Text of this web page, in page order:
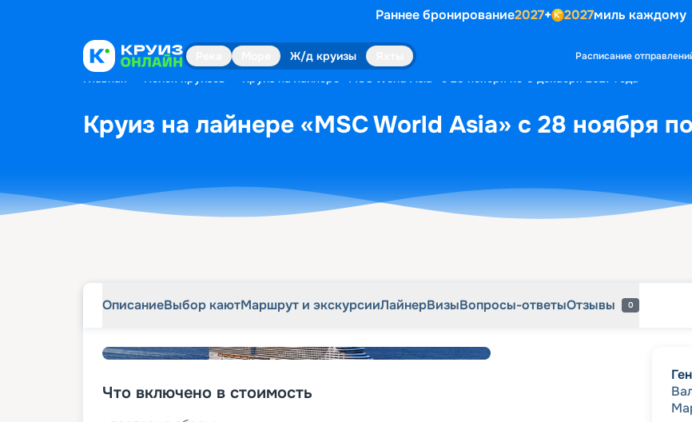
Раннее бронирование2027+ 2027миль каждому
Ж/д круизы Расписание
Главная Поиск круизов Круиз на лайнере «MSC World Asia» с 28 ноября по 5 декабря 2027 года
Круиз на лайнере «MSC World Asia» с 28 ноября
ОписаниеВыбор каютМаршрут и экскурсииЛайнерВизыВопросы-ответыОтзывы 0
Что включено в стоимость